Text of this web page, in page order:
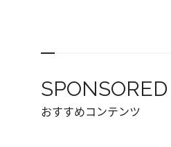
SPONSORED
おすすめコンテンツ